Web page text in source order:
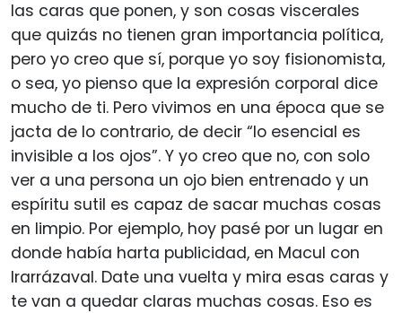
las caras que ponen, y son cosas viscerales
que quizás no tienen gran importancia política,
pero yo creo que sí, porque yo soy fisionomista,
o sea, yo pienso que la expresión corporal dice
mucho de ti. Pero vivimos en una época que se
jacta de lo contrario, de decir “lo esencial es
invisible a los ojos”. Y yo creo que no, con solo
ver a una persona un ojo bien entrenado y un
espíritu sutil es capaz de sacar muchas cosas
en limpio. Por ejemplo, hoy pasé por un lugar en
donde había harta publicidad, en Macul con
Irarrázaval. Date una vuelta y mira esas caras y
te van a quedar claras muchas cosas. Eso es